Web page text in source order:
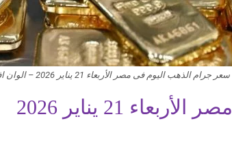
سعر جرام الذهب اليوم فى مصر الأربعاء 21 يناير 2026 – الوان اف ام
21 يناير 2026